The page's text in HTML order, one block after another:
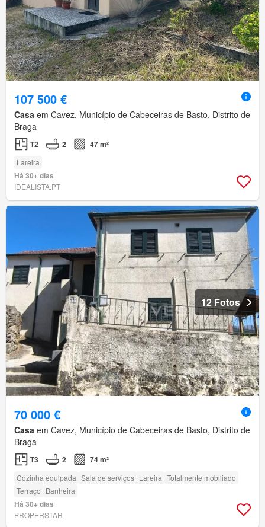
107 500 €
Casa em Cavez, Município de Cabeceiras de Basto, Distrito de
Braga
T2 2 47 m²
Lareira
Há 30+ dias
IDEALISTA.PT
12 Fotos
70 000 €
Casa em Cavez, Município de Cabeceiras de Basto, Distrito de
Braga
T3 2 74 m²
Cozinha equipada Sala de serviços Lareira Totalmente mobiliado
Terraço Banheira
Há 30+ dias
PROPERSTAR